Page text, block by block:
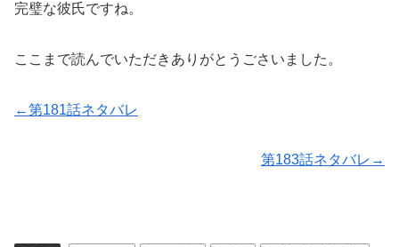
完璧な彼氏ですね。
ここまで読んでいただきありがとうごさいました。
←第181話ネタバレ
第183話ネタバレ→